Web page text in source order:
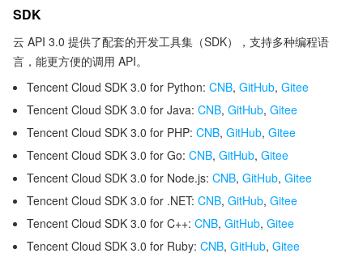
SDK
云 API 3.0 提供了配套的开发工具集（SDK），支持多种编程语
言，能更方便的调用 API。
Tencent Cloud SDK 3.0 for Python: CNB, GitHub, Gitee
Tencent Cloud SDK 3.0 for Java: CNB, GitHub, Gitee
Tencent Cloud SDK 3.0 for PHP: CNB, GitHub, Gitee
Tencent Cloud SDK 3.0 for Go: CNB, GitHub, Gitee
Tencent Cloud SDK 3.0 for Node.js: CNB, GitHub, Gitee
Tencent Cloud SDK 3.0 for .NET: CNB, GitHub, Gitee
Tencent Cloud SDK 3.0 for C++: CNB, GitHub, Gitee
Tencent Cloud SDK 3.0 for Ruby: CNB, GitHub, Gitee